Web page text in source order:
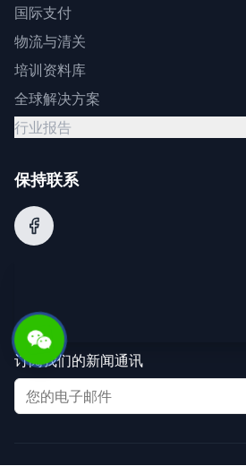
国际支付
物流与清关
培训资料库
全球解决方案
行业报告
保持联系
订阅我们的新闻通讯